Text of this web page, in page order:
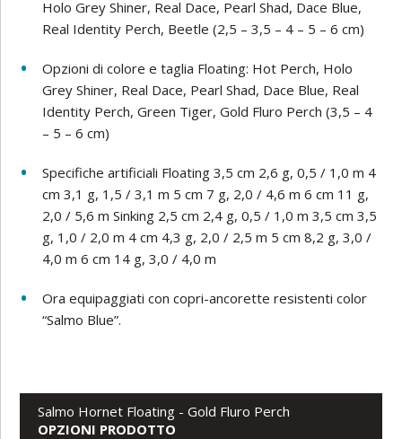
Holo Grey Shiner, Real Dace, Pearl Shad, Dace Blue,
Real Identity Perch, Beetle (2,5 – 3,5 – 4 – 5 – 6 cm)
Opzioni di colore e taglia Floating: Hot Perch, Holo
Grey Shiner, Real Dace, Pearl Shad, Dace Blue, Real
Identity Perch, Green Tiger, Gold Fluro Perch (3,5 – 4
– 5 – 6 cm)
Specifiche artificiali Floating 3,5 cm 2,6 g, 0,5 / 1,0 m 4
cm 3,1 g, 1,5 / 3,1 m 5 cm 7 g, 2,0 / 4,6 m 6 cm 11 g,
2,0 / 5,6 m Sinking 2,5 cm 2,4 g, 0,5 / 1,0 m 3,5 cm 3,5
g, 1,0 / 2,0 m 4 cm 4,3 g, 2,0 / 2,5 m 5 cm 8,2 g, 3,0 /
4,0 m 6 cm 14 g, 3,0 / 4,0 m
Ora equipaggiati con copri-ancorette resistenti color
“Salmo Blue”.
Salmo Hornet Floating - Gold Fluro Perch
OPZIONI PRODOTTO